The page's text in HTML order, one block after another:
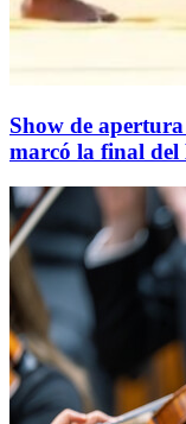
Show de
marcó la final